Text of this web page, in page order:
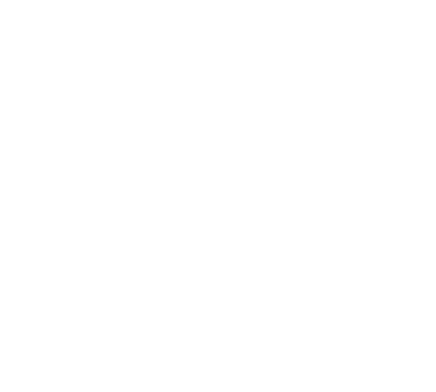
化严重。污水中悬浮物多，加重原油乳化，腐蚀和
种氯化物。有机物含量高，如挥发酚、石油类物
、抗堵塞和除泥砂能力要求高。